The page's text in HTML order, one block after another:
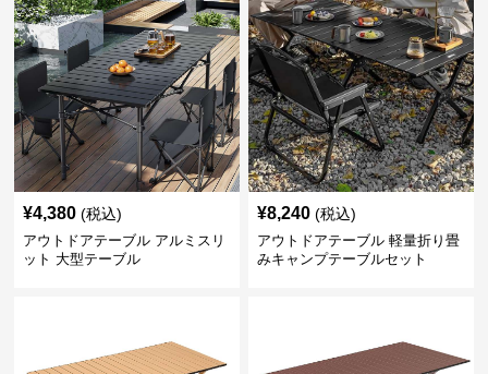
¥4,380 (税込)
アウトドアテーブル アルミスリ
ット 大型テーブル
¥8,240 (税込)
アウトドアテーブル 軽量折り畳
みキャンプテーブルセット